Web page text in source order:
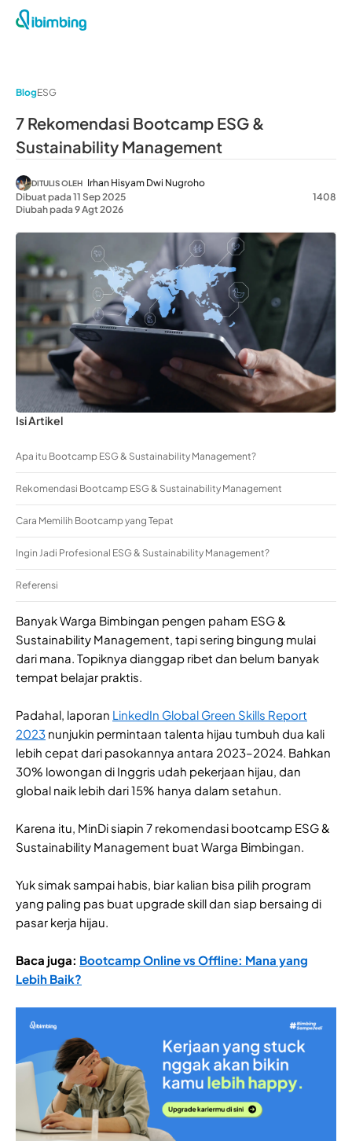
BlogESG
7 Rekomendasi Bootcamp ESG &
Sustainability Management
DITULIS OLEH Irhan Hisyam Dwi Nugroho
Dibuat pada 11 Sep 2025
Diubah pada 9 Agt 2026
1408
Isi Artikel
Apa itu Bootcamp ESG & Sustainability Management?
Rekomendasi Bootcamp ESG & Sustainability Management
Cara Memilih Bootcamp yang Tepat
Ingin Jadi Profesional ESG & Sustainability Management?
Referensi
Banyak Warga Bimbingan pengen paham ESG &
Sustainability Management, tapi sering bingung mulai
dari mana. Topiknya dianggap ribet dan belum banyak
tempat belajar praktis.
Padahal, laporan LinkedIn Global Green Skills Report
2023 nunjukin permintaan talenta hijau tumbuh dua kali
lebih cepat dari pasokannya antara 2023–2024. Bahkan
30% lowongan di Inggris udah pekerjaan hijau, dan
global naik lebih dari 15% hanya dalam setahun.
Karena itu, MinDi siapin 7 rekomendasi bootcamp ESG &
Sustainability Management buat Warga Bimbingan.
Yuk simak sampai habis, biar kalian bisa pilih program
yang paling pas buat upgrade skill dan siap bersaing di
pasar kerja hijau.
Baca juga: Bootcamp Online vs Offline: Mana yang
Lebih Baik?